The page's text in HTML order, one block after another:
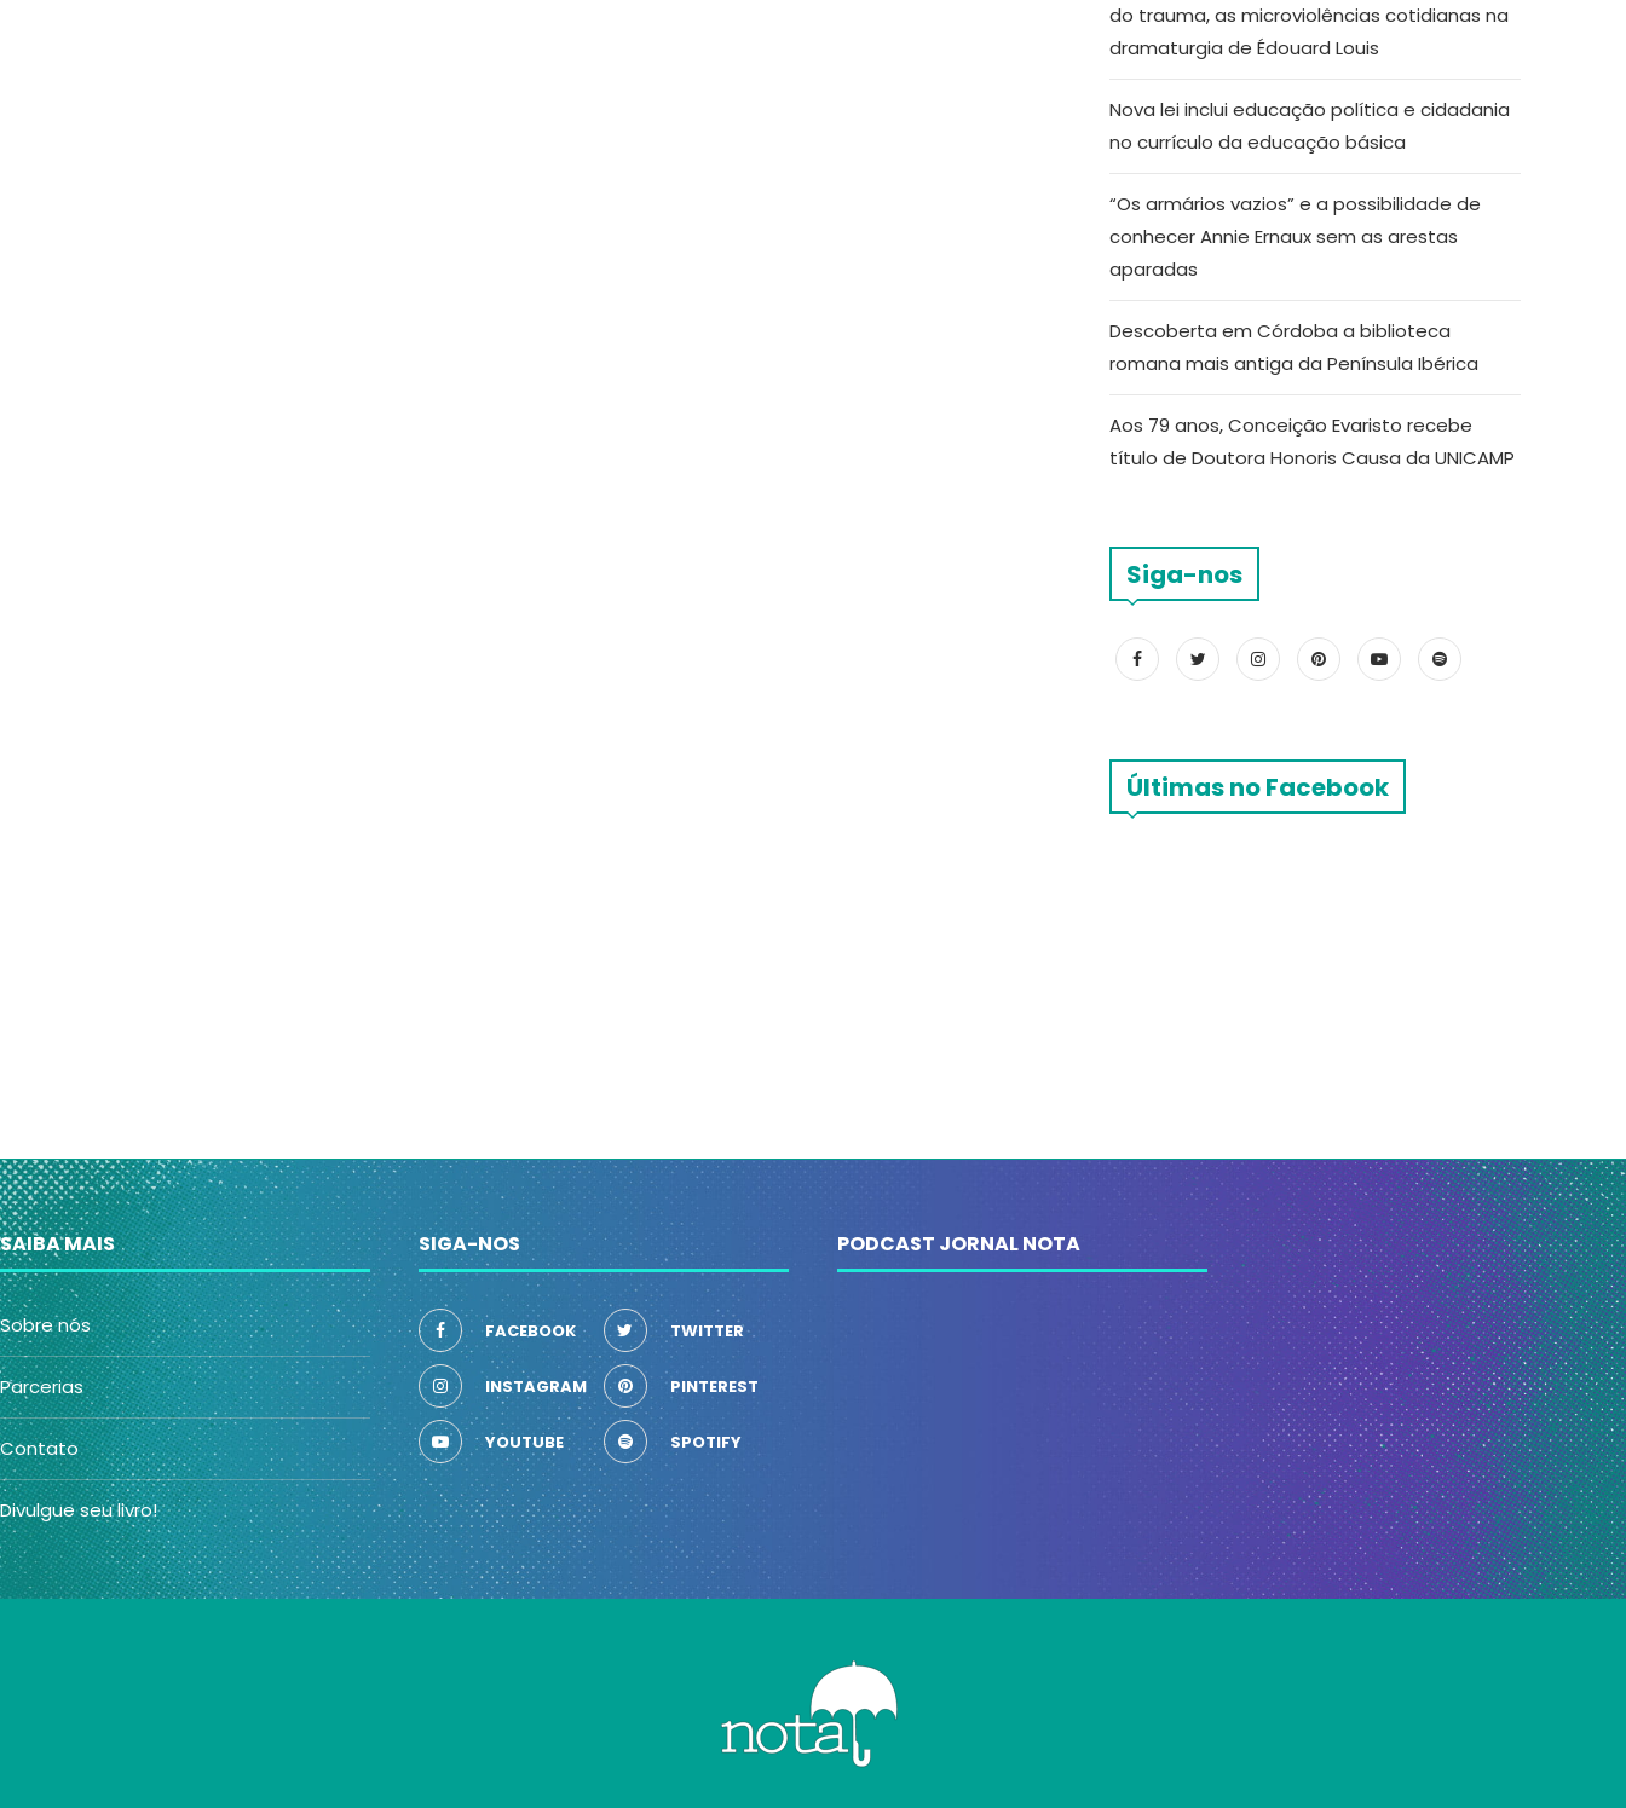
do trauma, as microviolências cotidianas na
dramaturgia de Édouard Louis
Nova lei inclui educação política e cidadania
no currículo da educação básica
“Os armários vazios” e a possibilidade de
conhecer Annie Ernaux sem as arestas
aparadas
Descoberta em Córdoba a biblioteca
romana mais antiga da Península Ibérica
Aos 79 anos, Conceição Evaristo recebe
título de Doutora Honoris Causa da UNICAMP
Siga-nos
Últimas no Facebook
SAIBA MAIS
Sobre nós
Parcerias
Contato
Divulgue seu livro!
SIGA-NOS
FACEBOOK TWITTER
INSTAGRAM PINTEREST
YOUTUBE SPOTIFY
PODCAST JORNAL NOTA